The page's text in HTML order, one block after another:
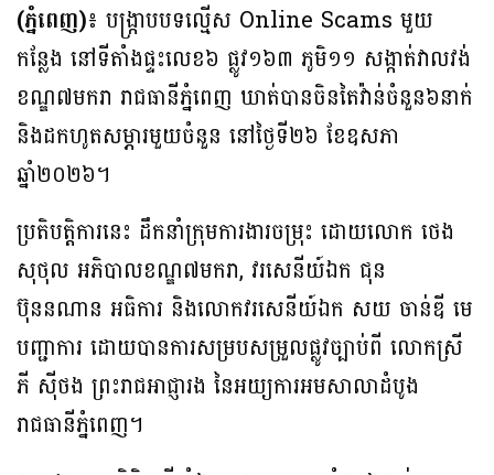
(ភ្នំពេញ)៖ បង្ក្រាបបទល្មើស Online Scams មួយ
កន្លែង នៅទីតាំងផ្ទះលេខ៦ ផ្លូវ១៦៣ ភូមិ១១ សង្កាត់វាលវង់
ខណ្ឌ៧មករា រាជធានីភ្នំពេញ ឃាត់បានចិនតៃវ៉ាន់ចំនួន៦នាក់
និងដកហូតសម្ភារមួយចំនួន នៅថ្ងៃទី២៦ ខែឧសភា
ឆ្នាំ២០២៦។
ប្រតិបត្ដិការនេះ ដឹកនាំក្រុមការងារចម្រុះ ដោយលោក ថេង
សុថុល អភិបាលខណ្ឌ៧មករា, វរសេនីយ៍ឯក ជុន
ប៊ុននណាន អធិការ និងលោកវរសេនីយ៍ឯក សយ ចាន់ឌី មេ
បញ្ជាការ ដោយបានការសម្របសម្រួលផ្លូវច្បាប់ពី លោកស្រី
ភី ស៊ីថង ព្រះរាជអាជ្ញារង នៃអយ្យការអមសាលាដំបូង
រាជធានីភ្នំពេញ។